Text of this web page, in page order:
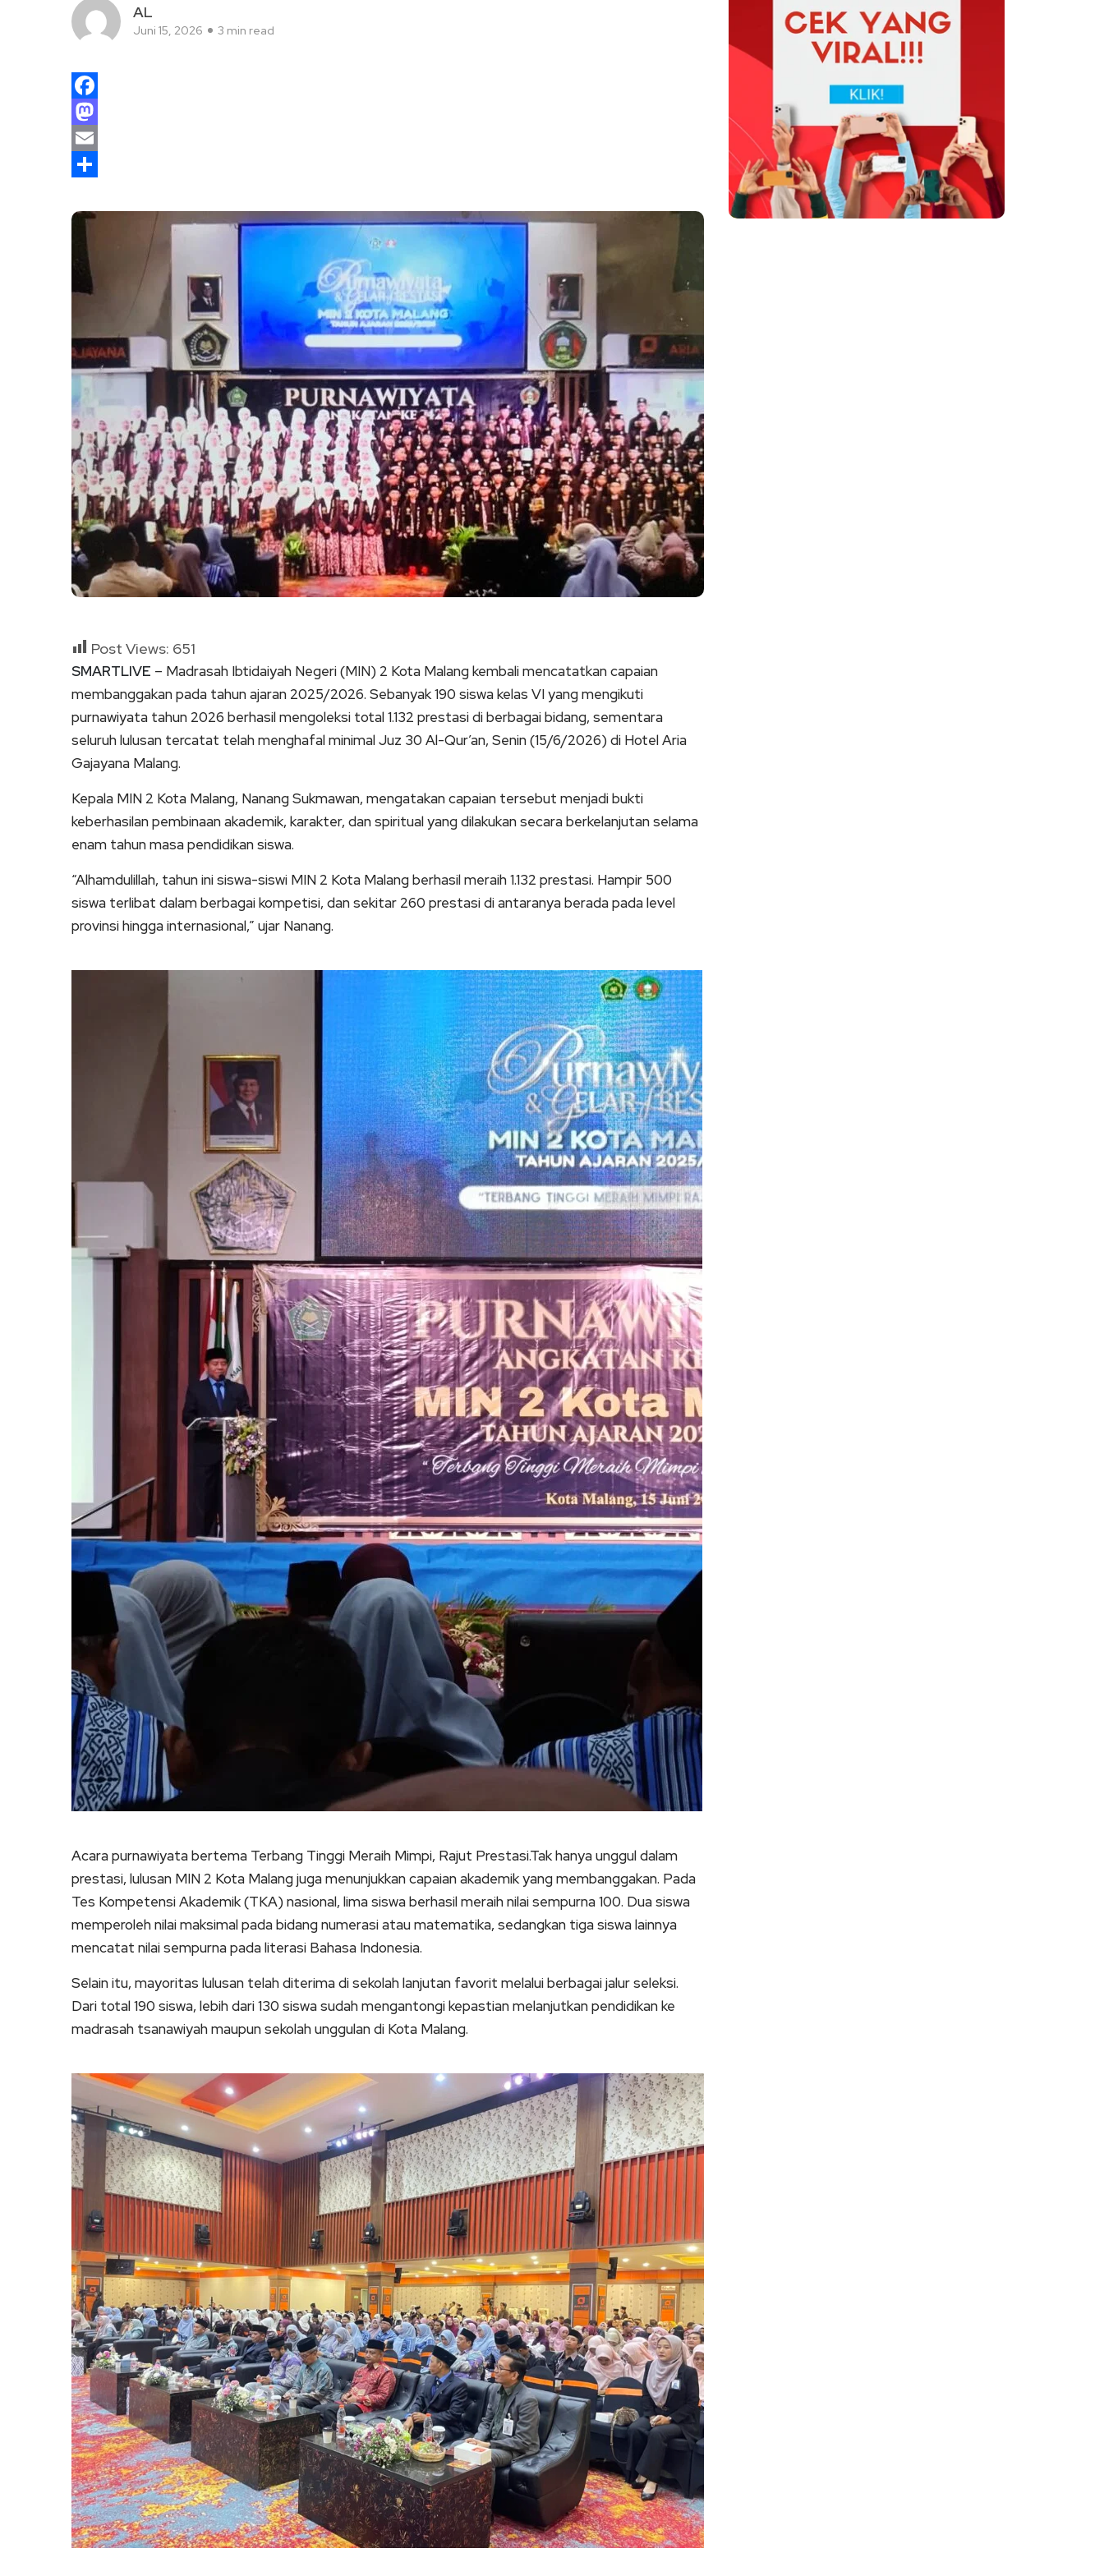
AL
Juni 15, 2026 3 min read
Facebook
Mastodon
Email
Post Views: 651
SMARTLIVE – Madrasah Ibtidaiyah Negeri (MIN) 2 Kota Malang kembali mencatatkan capaian
membanggakan pada tahun ajaran 2025/2026. Sebanyak 190 siswa kelas VI yang mengikuti
purnawiyata tahun 2026 berhasil mengoleksi total 1.132 prestasi di berbagai bidang, sementara
seluruh lulusan tercatat telah menghafal minimal Juz 30 Al-Qur’an, Senin (15/6/2026) di Hotel Aria
Gajayana Malang.
Kepala MIN 2 Kota Malang, Nanang Sukmawan, mengatakan capaian tersebut menjadi bukti
keberhasilan pembinaan akademik, karakter, dan spiritual yang dilakukan secara berkelanjutan selama
enam tahun masa pendidikan siswa.
“Alhamdulillah, tahun ini siswa-siswi MIN 2 Kota Malang berhasil meraih 1.132 prestasi. Hampir 500
siswa terlibat dalam berbagai kompetisi, dan sekitar 260 prestasi di antaranya berada pada level
provinsi hingga internasional,” ujar Nanang.
Acara purnawiyata bertema Terbang Tinggi Meraih Mimpi, Rajut Prestasi.Tak hanya unggul dalam
prestasi, lulusan MIN 2 Kota Malang juga menunjukkan capaian akademik yang membanggakan. Pada
Tes Kompetensi Akademik (TKA) nasional, lima siswa berhasil meraih nilai sempurna 100. Dua siswa
memperoleh nilai maksimal pada bidang numerasi atau matematika, sedangkan tiga siswa lainnya
mencatat nilai sempurna pada literasi Bahasa Indonesia.
Selain itu, mayoritas lulusan telah diterima di sekolah lanjutan favorit melalui berbagai jalur seleksi.
Dari total 190 siswa, lebih dari 130 siswa sudah mengantongi kepastian melanjutkan pendidikan ke
madrasah tsanawiyah maupun sekolah unggulan di Kota Malang.